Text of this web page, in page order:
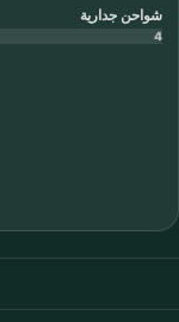
شواحن جدارية
4